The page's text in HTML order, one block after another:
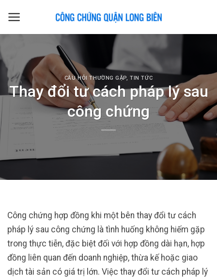
CÂU HỎI THƯỜNG GẶP,TIN TỨC
Thay đổi tư cách pháp lý sau
công chứng
Công chứng hợp đồng khi một bên thay đổi tư cách
pháp lý sau công chứng là tình huống không hiếm gặp
trong thực tiễn, đặc biệt đối với hợp đồng dài hạn, hợp
đồng liên quan đến doanh nghiệp, thừa kế hoặc giao
dịch tài sản có giá trị lớn. Việc thay đổi tư cách pháp lý